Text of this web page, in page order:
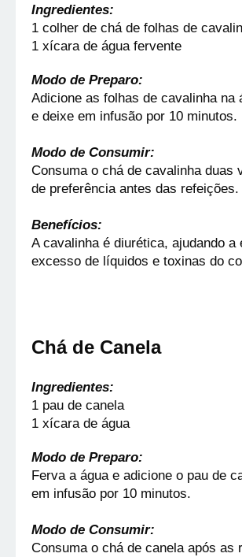
Ingredientes:
1 colher de chá de folhas de
1 xícara de água fervente
Modo de Preparo:
Adicione as folhas de cavalinha na
e deixe em infusão por 10 minutos.
Modo de Consumir:
Consuma o chá de cavalinha duas
de preferência antes das refeições.
Benefícios:
A cavalinha é diurética, ajudando a
excesso de líquidos e toxinas do
Chá de Canela
Ingredientes:
1 pau de canela
1 xícara de água
Modo de Preparo:
Ferva a água e adicione o pau de
em infusão por 10 minutos.
Modo de Consumir:
Consuma o chá de canela após as